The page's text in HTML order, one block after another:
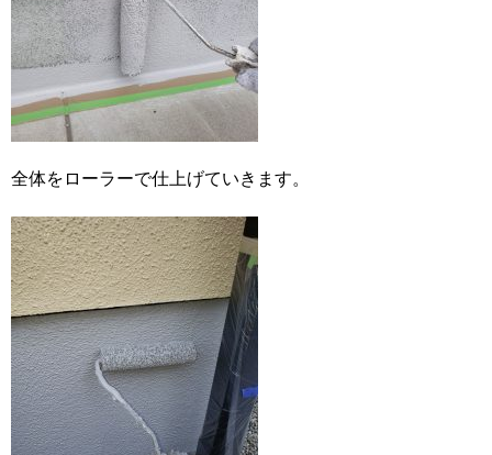
全体をローラーで仕上げていきます。